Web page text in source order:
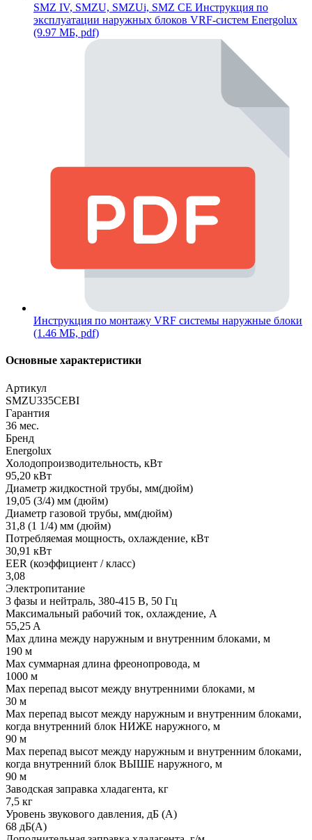
SMZ IV, SMZU, SMZUi, SMZ CE Инструкция по
эксплуатации наружных блоков VRF-систем Energolux
(9.97 МБ, pdf)
Инструкция по монтажу VRF системы наружные блоки
(1.46 МБ, pdf)
Основные характеристики
Артикул
SMZU335CEBI
Гарантия
36 мес.
Бренд
Energolux
Холодопроизводительность, кВт
95,20 кВт
Диаметр жидкостной трубы, мм(дюйм)
19,05 (3/4) мм (дюйм)
Диаметр газовой трубы, мм(дюйм)
31,8 (1 1/4) мм (дюйм)
Потребляемая мощность, охлаждение, кВт
30,91 кВт
EER (коэффициент / класс)
3,08
Электропитание
3 фазы и нейтраль, 380-415 В, 50 Гц
Максимальный рабочий ток, охлаждение, А
55,25 A
Max длина между наружным и внутренним блоками, м
190 м
Max суммарная длина фреонопровода, м
1000 м
Max перепад высот между внутренними блоками, м
30 м
Max перепад высот между наружным и внутренним блоками,
когда внутренний блок НИЖЕ наружного, м
90 м
Max перепад высот между наружным и внутренним блоками,
когда внутренний блок ВЫШЕ наружного, м
90 м
Заводская заправка хладагента, кг
7,5 кг
Уровень звукового давления, дБ (А)
68 дБ(А)